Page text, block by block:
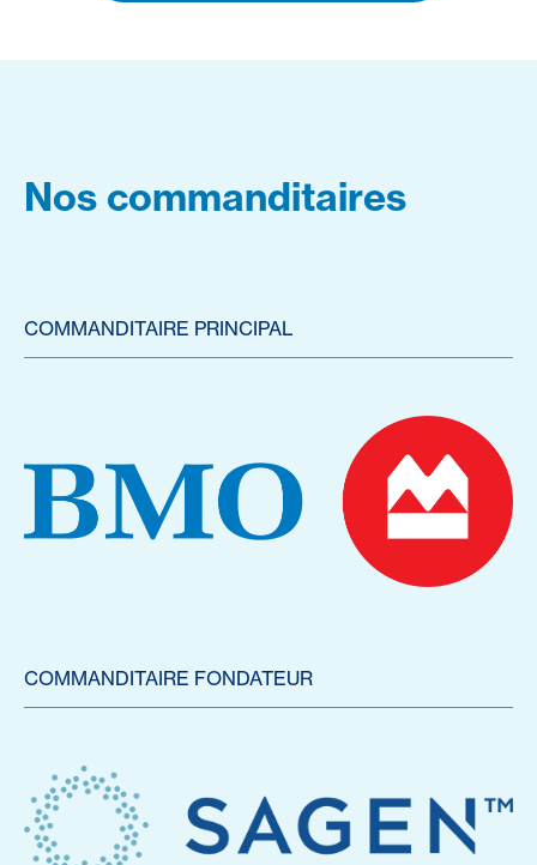
Nos commanditaires
COMMANDITAIRE PRINCIPAL
COMMANDITAIRE FONDATEUR